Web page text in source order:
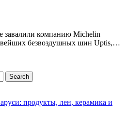
завалили компанию Michelin
безвоздушных шин Uptis,…
продукты, лен, керамика и